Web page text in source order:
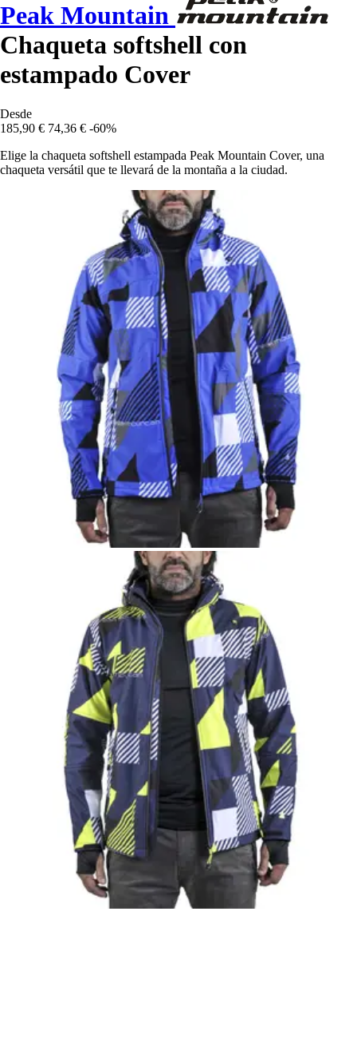
Peak Mountain
Chaqueta softshell con
estampado Cover
Desde
185,90 € 74,36 € -60%
Elige la chaqueta softshell estampada Peak Mountain Cover, una
chaqueta versátil que te llevará de la montaña a la ciudad.